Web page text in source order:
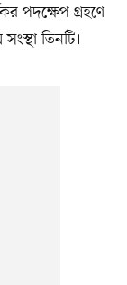
পদক্ষেপ গ্রহণে
তিনটি।